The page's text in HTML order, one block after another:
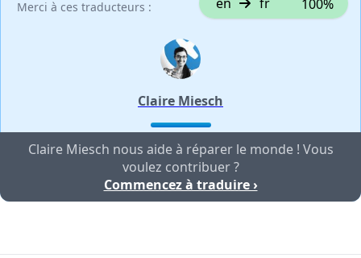
Merci à ces traducteurs : 100%
Claire Miesch
Claire Miesch nous aide à réparer le monde ! Vous
voulez contribuer ?
Commencez à traduire ›